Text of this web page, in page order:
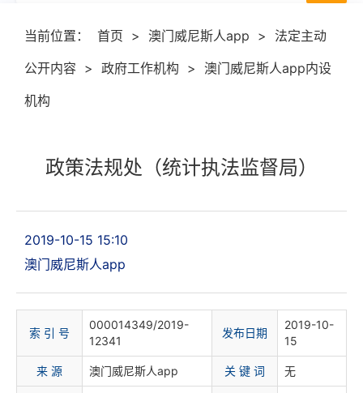
当前位置： 首页 > 澳门威尼斯人app >
法定主动
公开内容 > 政府工作机构 >
澳门威尼斯人app内设
机构
政策法规处（统计执法监督局）
2019-10-15 15:10
澳门威尼斯人app
索 引 号
000014349/2019-
12341
发布日期
2019-10-
15
来 源 澳门威尼斯人app 关 键 词 无